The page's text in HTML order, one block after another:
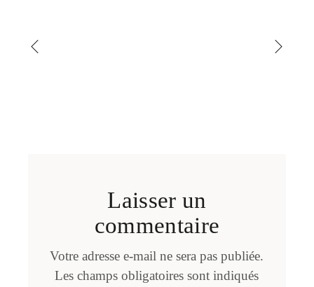
Laisser un
commentaire
Votre adresse e-mail ne sera pas publiée.
Les champs obligatoires sont indiqués